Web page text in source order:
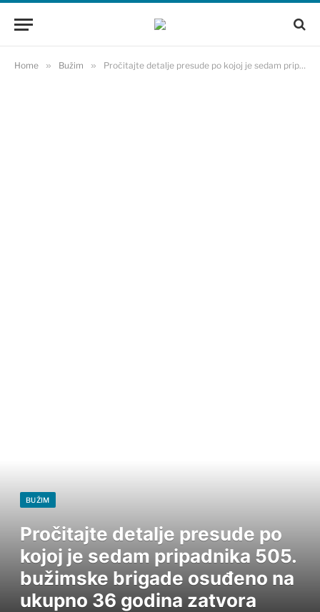
Home » Bužim » Pročitajte detalje presude po kojoj je sedam pripadnika 505. bužimske brigade osuđeno na ukupno 36 godina zatvora
BUŽIM
Pročitajte detalje presude po
kojoj je sedam pripadnika 505.
bužimske brigade osuđeno na
ukupno 36 godina zatvora